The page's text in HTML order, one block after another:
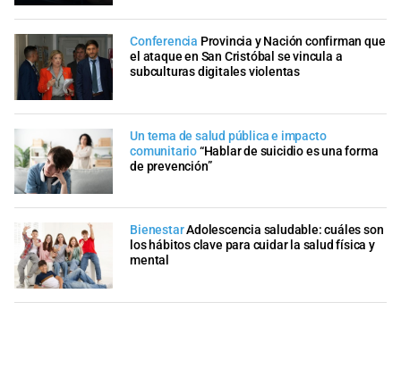
Conferencia Provincia y Nación confirman que
el ataque en San Cristóbal se vincula a
subculturas digitales violentas
Un tema de salud pública e impacto
comunitario“Hablar de suicidio es una forma
de prevención”
BienestarAdolescencia saludable: cuáles son
los hábitos clave para cuidar la salud física y
mental